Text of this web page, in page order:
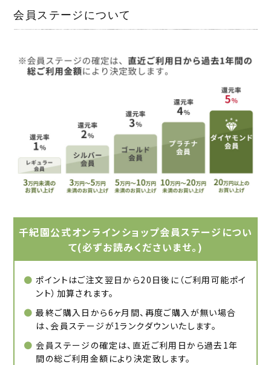
会員ステージについて
千紀園公式オンラインショップ会員ステージについ
て(必ずお読みくださいませ。)
ポイントはご注文翌日から20日後に（ご利用可能ポイ
ント）加算されます。
最終ご購入日から6ヶ月間、再度ご購入が無い場合
は、会員ステージが1ランクダウンいたします。
会員ステージの確定は、直近ご利用日から過去1年
間の総ご利用金額により決定致します。